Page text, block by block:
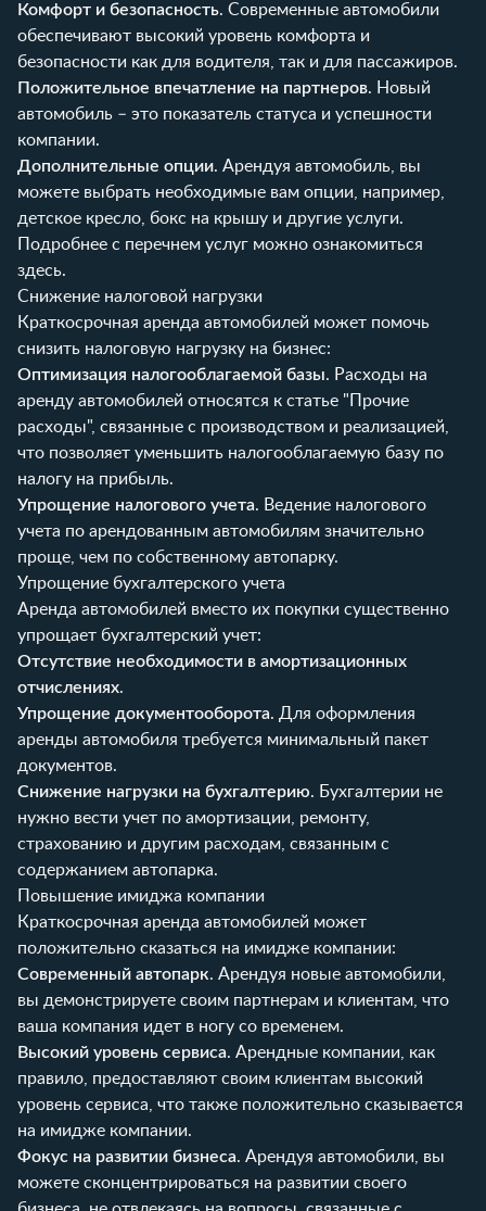
Комфорт и безопасность. Современные автомобили
обеспечивают высокий уровень комфорта и
безопасности как для водителя, так и для пассажиров.
Положительное впечатление на партнеров. Новый
автомобиль – это показатель статуса и успешности
компании.
Дополнительные опции. Арендуя автомобиль, вы
можете выбрать необходимые вам опции, например,
детское кресло, бокс на крышу и другие услуги.
Подробнее с перечнем услуг можно ознакомиться
здесь.
Снижение налоговой нагрузки
Краткосрочная аренда автомобилей может помочь
снизить налоговую нагрузку на бизнес:
Оптимизация налогооблагаемой базы. Расходы на
аренду автомобилей относятся к статье "Прочие
расходы", связанные с производством и реализацией,
что позволяет уменьшить налогооблагаемую базу по
налогу на прибыль.
Упрощение налогового учета. Ведение налогового
учета по арендованным автомобилям значительно
проще, чем по собственному автопарку.
Упрощение бухгалтерского учета
Аренда автомобилей вместо их покупки существенно
упрощает бухгалтерский учет:
Отсутствие необходимости в амортизационных
отчислениях.
Упрощение документооборота. Для оформления
аренды автомобиля требуется минимальный пакет
документов.
Снижение нагрузки на бухгалтерию. Бухгалтерии не
нужно вести учет по амортизации, ремонту,
страхованию и другим расходам, связанным с
содержанием автопарка.
Повышение имиджа компании
Краткосрочная аренда автомобилей может
положительно сказаться на имидже компании:
Современный автопарк. Арендуя новые автомобили,
вы демонстрируете своим партнерам и клиентам, что
ваша компания идет в ногу со временем.
Высокий уровень сервиса. Арендные компании, как
правило, предоставляют своим клиентам высокий
уровень сервиса, что также положительно сказывается
на имидже компании.
Фокус на развитии бизнеса. Арендуя автомобили, вы
можете сконцентрироваться на развитии своего